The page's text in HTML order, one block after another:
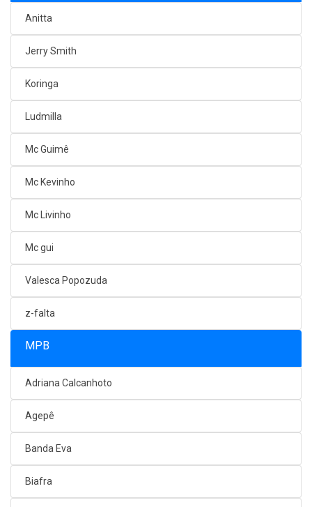
Anitta
Jerry Smith
Koringa
Ludmilla
Mc Guimê
Mc Kevinho
Mc Livinho
Mc gui
Valesca Popozuda
z-falta
MPB
Adriana Calcanhoto
Agepê
Banda Eva
Biafra